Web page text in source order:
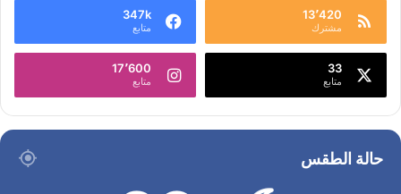
13٬420
مشترك
347k
متابع
33
متابع
17٬600
متابع
حالة الطقس